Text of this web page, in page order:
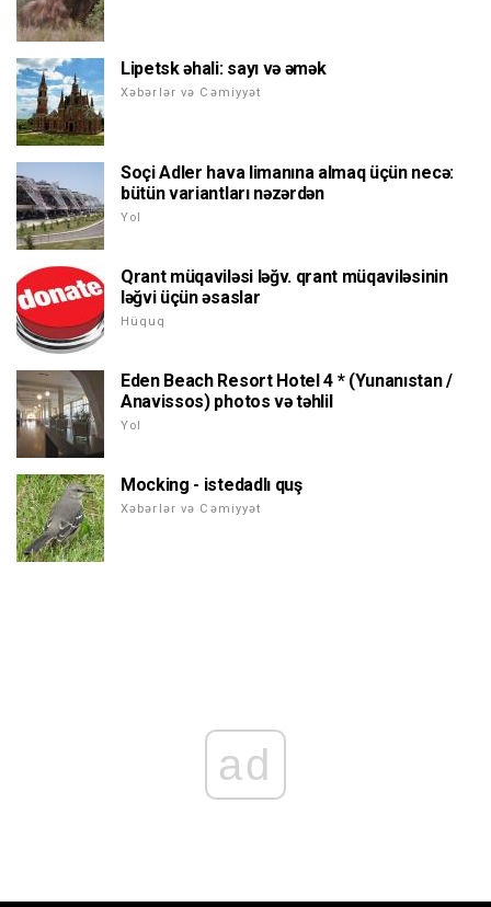
Lipetsk əhali: sayı və əmək
Xəbərlər və Cəmiyyət
Soçi Adler hava limanına almaq üçün necə:
bütün variantları nəzərdən
Yol
Qrant müqaviləsi ləğv. qrant müqaviləsinin
ləğvi üçün əsaslar
Hüquq
Eden Beach Resort Hotel 4 * (Yunanıstan /
Anavissos) photos və təhlil
Yol
Mocking - istedadlı quş
Xəbərlər və Cəmiyyət
ad